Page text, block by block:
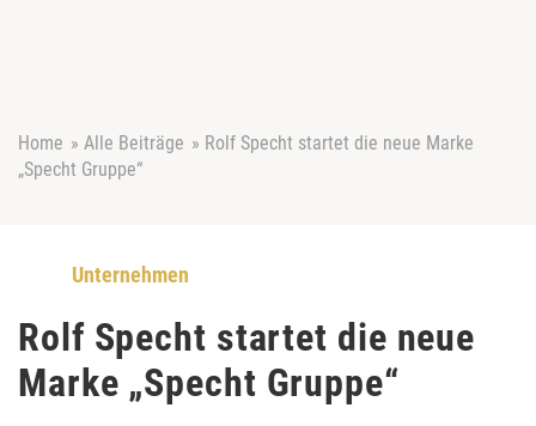
Home » Alle Beiträge » Rolf Specht startet die neue Marke
„Specht Gruppe“
Unternehmen
Rolf Specht startet die neue
Marke „Specht Gruppe“